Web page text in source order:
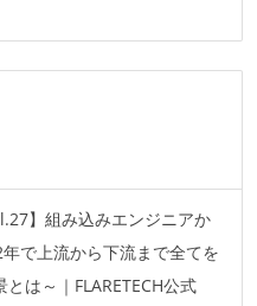
】組み込みエンジニアか
で上流から下流まで全てを
は～｜FLARETECH公式